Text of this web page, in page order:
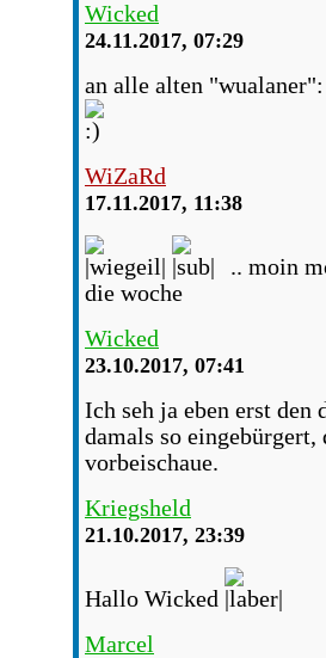
Wicked
24.11.2017, 07:29
an alle alten
WiZaRd
17.11.2017, 11:38
.. moin
die woche
Wicked
23.10.2017, 07:41
Ich seh ja eben erst den
damals so
vorbeischaue.
Kriegsheld
21.10.2017, 23:39
Hallo Wicked
Marcel